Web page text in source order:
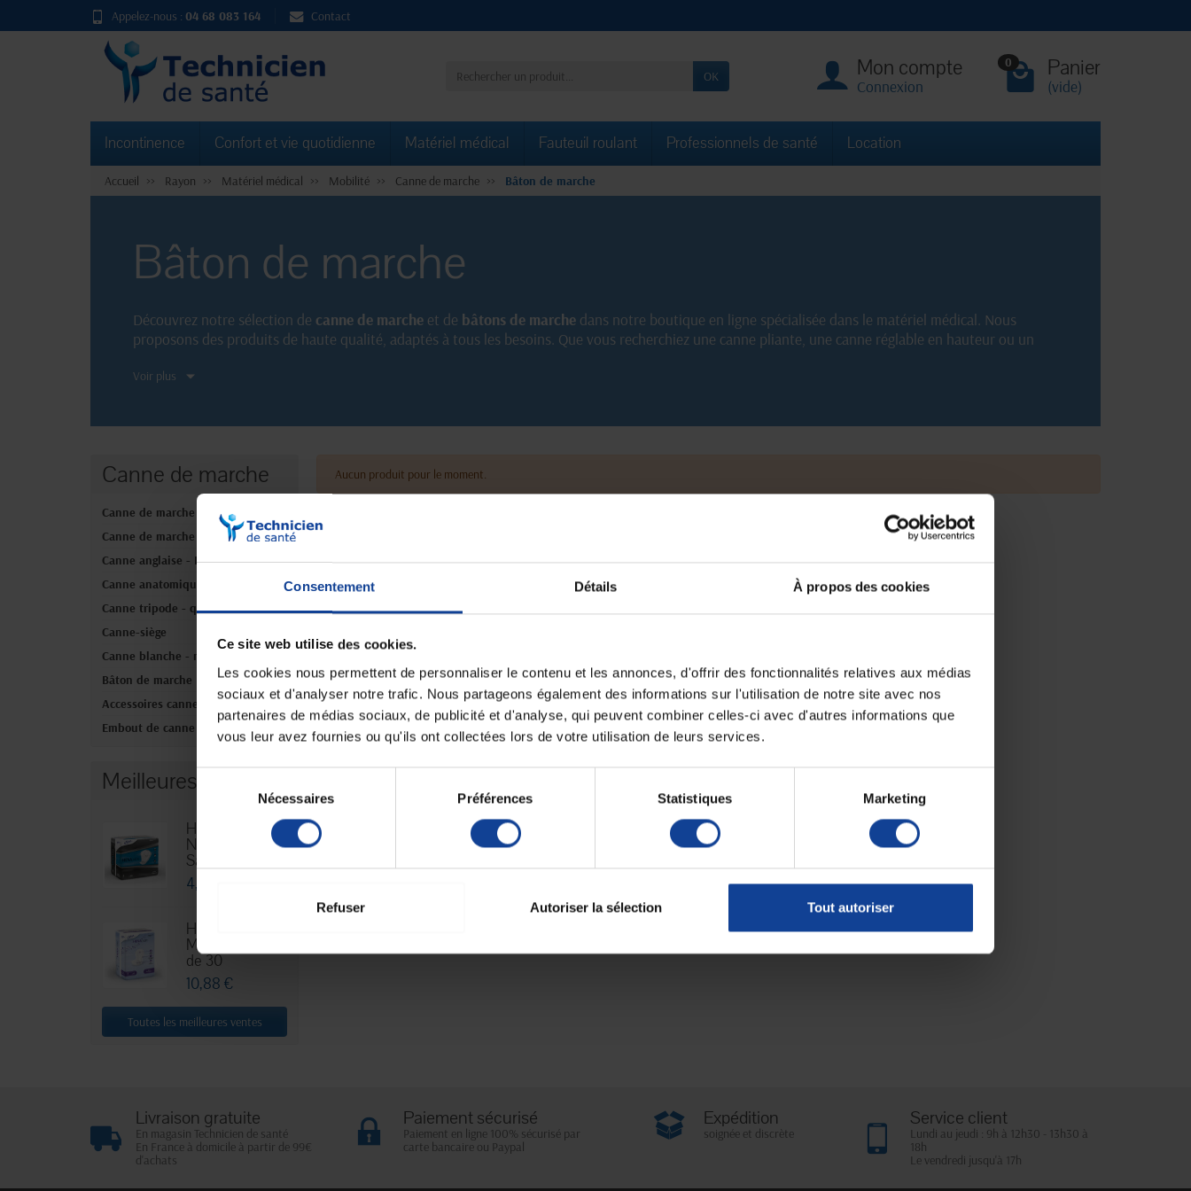
Consentement Détails À propos des cookies
Ce site web utilise des cookies.
Les cookies nous permettent de personnaliser le contenu et les annonces, d'offrir des fonctionnalités relatives aux médias
sociaux et d'analyser notre trafic. Nous partageons également des informations sur l'utilisation de notre site avec nos
partenaires de médias sociaux, de publicité et d'analyse, qui peuvent combiner celles-ci avec d'autres informations que
vous leur avez fournies ou qu'ils ont collectées lors de votre utilisation de leurs services.
consentement
Nécessaires Préférences Statistiques Marketing
Refuser Autoriser la sélection Tout autoriser
Appelez-nous : 04 68 083 164 Contact
OK Mon compte
Connexion
0 Panier
(vide)
Incontinence Confort et vie quotidienne Matériel médical Fauteuil roulant Professionnels de santé Location
Accueil Rayon Matériel médical Mobilité Canne de marche Bâton de marche
Bâton de marche
Découvrez notre sélection de canne de marche et de bâtons de marche dans notre boutique en ligne spécialisée dans le matériel médical. Nous
proposons des produits de haute qualité, adaptés à tous les besoins. Que vous recherchiez une canne pliante, une canne réglable en hauteur ou un
marche ou votre bâton de marche et profitez d'une livraison rapide.
Voir plus
Canne de marche
Canne de marche pliante
Canne de marche non pliante
Canne anglaise - Béquille
Canne anatomique
Canne tripode - quadripode
Canne-siège
Canne blanche - non voyants
Bâton de marche
Accessoires canne de marche
Embout de canne
Meilleures ventes
Hexamen
Niveau 3 -
Sachet...
4,76 €
HEXA Lady
Maxi - Sachet
de 30
10,88 €
Toutes les meilleures ventes
Aucun produit pour le moment.
Livraison gratuite
En magasin Technicien de santé
En France à domicile à partir de 99€
d'achats
Paiement sécurisé
Paiement en ligne 100% sécurisé par
carte bancaire ou Paypal
Expédition
soignée et discrète
Service client
Lundi au jeudi : 9h à 12h30 - 13h30 à
18h
Le vendredi jusqu'à 17h